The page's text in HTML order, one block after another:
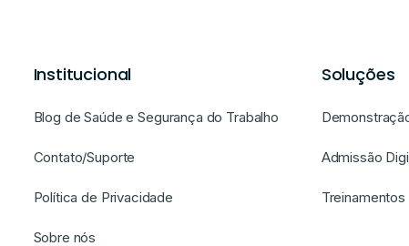
Institucional
Blog de Saúde e Segurança do Trabalho
Contato/Suporte
Política de Privacidade
Sobre nós
Soluções
Admissão
Treinamentos